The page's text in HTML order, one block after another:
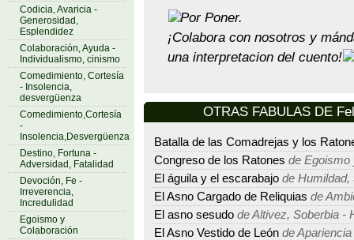
Codicia, Avaricia -
Generosidad,
Esplendidez
Colaboración, Ayuda -
Individualismo, cinismo
Comedimiento, Cortesía
- Insolencia,
desvergüenza
Comedimiento,Cortesía
-
Insolencia,Desvergüenza
Destino, Fortuna -
Adversidad, Fatalidad
Devoción, Fe -
Irreverencia,
Incredulidad
Egoismo y
Colaboración
Por Poner.
¡Colabora con nosotros y
una interpretacion del cuento!
OTRAS FABULAS DE
Batalla de las Comadrejas y los
Congreso de los Ratones de Egoismo
El águila y el escarabajo de Humildad,
El Asno Cargado de Reliquias de
El asno sesudo de Altivez, Soberbia -
El Asno Vestido de León de